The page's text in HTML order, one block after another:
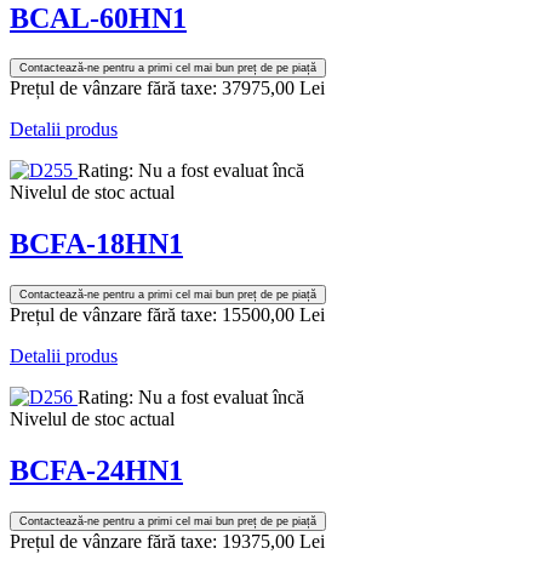
BCAL-60HN1
Contactează-ne pentru a primi cel mai bun preț de pe piață
Prețul de vânzare fără taxe: 37975,00 Lei
Detalii produs
Rating: Nu a fost evaluat încă
Nivelul de stoc actual
BCFA-18HN1
Contactează-ne pentru a primi cel mai bun preț de pe piață
Prețul de vânzare fără taxe: 15500,00 Lei
Detalii produs
Rating: Nu a fost evaluat încă
Nivelul de stoc actual
BCFA-24HN1
Contactează-ne pentru a primi cel mai bun preț de pe piață
Prețul de vânzare fără taxe: 19375,00 Lei